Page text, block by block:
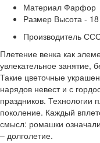
Материал Фарфор
Размер Высота -
Производитель
Плетение венка как
увлекательное занятие,
Такие цветочные
нарядов невест и с
праздников. Технологии
поколение. Каждый
смысл: ромашки
– долголетие.